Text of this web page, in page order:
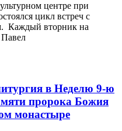
центре при
цикл встреч с
Каждый вторник на
Павел
в Неделю 9-ю
пророка Божия
монастыре